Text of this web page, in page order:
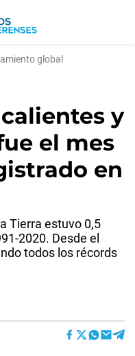
global
y
el mes
en
Tierra estuvo 0,5
2020. Desde el
todos los récords